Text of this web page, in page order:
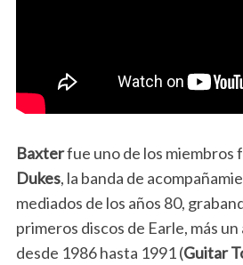
Baxterfue uno de los miembros
Dukes, la banda de
mediados de los años 80,
primeros discos de Earle, más
desde 1986 hasta 1991 (Guitar